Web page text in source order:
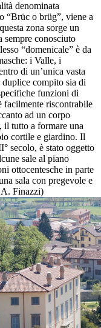
denominata
“Brüc o brüg”, viene a
zona sorge un
conosciuto
“domenicale” è da
i Valle, i
di un’unica vasta
compito sia di
funzioni di
facilmente riscontrabile
ad un corpo
tutto a formare una
cortile e giardino. Il
secolo, è stato oggetto
sale al piano
ottocentesche in parte
sala con pregevole e
Finazzi)